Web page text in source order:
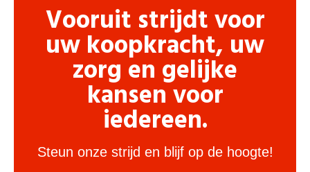
Vooruit strijdt voor
uw koopkracht, uw
zorg en gelijke
kansen voor
iedereen.
Steun onze strijd en blijf op de hoogte!